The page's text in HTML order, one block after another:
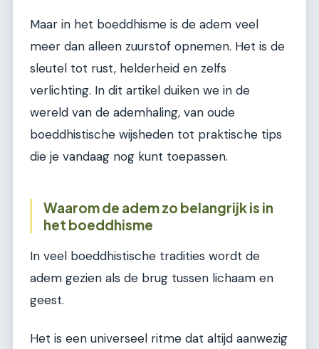
Maar in het boeddhisme is de adem veel
meer dan alleen zuurstof opnemen. Het is de
sleutel tot rust, helderheid en zelfs
verlichting. In dit artikel duiken we in de
wereld van de ademhaling, van oude
boeddhistische wijsheden tot praktische tips
die je vandaag nog kunt toepassen.
Waarom de adem zo belangrijk is in
het boeddhisme
In veel boeddhistische tradities wordt de
adem gezien als de brug tussen lichaam en
geest.
Het is een universeel ritme dat altijd aanwezig